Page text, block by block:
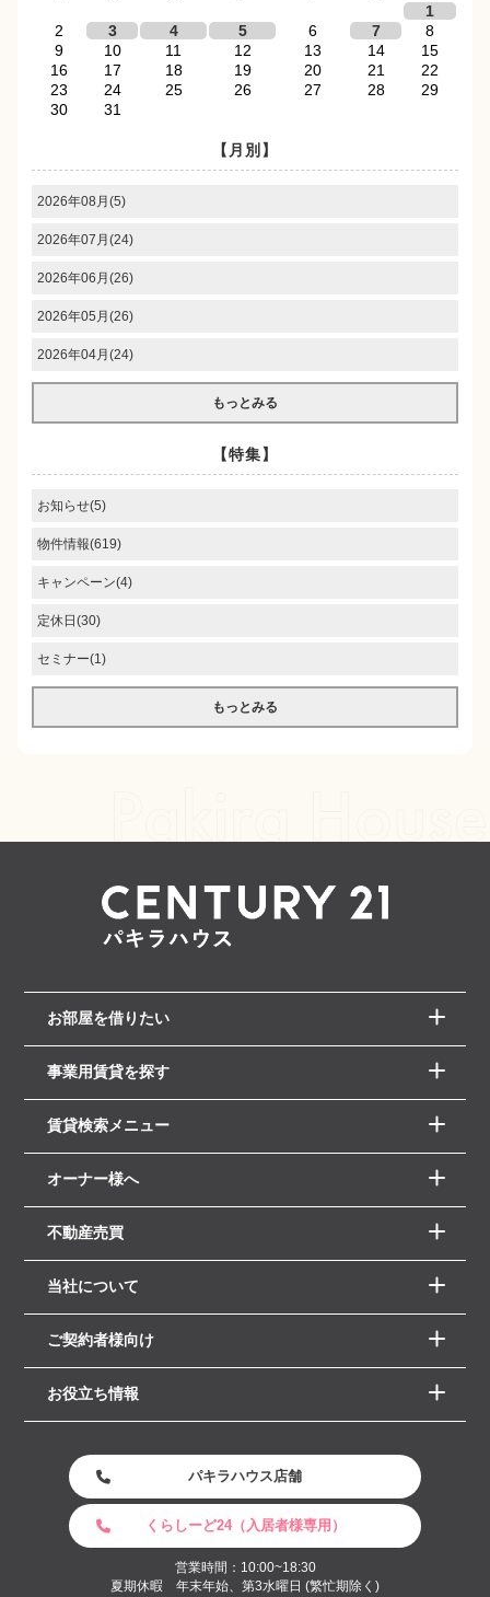
1
2
3 4 5 6 7
8
9
10 11 12 13 14
15
16
17 18 19 20 21
22
23
24 25 26 27 28
29
30
31
【月別】
2026年08月(5)
2026年07月(24)
2026年06月(26)
2026年05月(26)
2026年04月(24)
もっとみる
【特集】
お知らせ(5)
物件情報(619)
キャンペーン(4)
定休日(30)
セミナー(1)
もっとみる
お部屋を借りたい
事業用賃貸を探す
賃貸検索メニュー
オーナー様へ
不動産売買
当社について
ご契約者様向け
お役立ち情報
パキラハウス店舗
くらしーど24（入居者様専用）
営業時間：10:00~18:30
夏期休暇 年末年始、第3水曜日 (繁忙期除く)